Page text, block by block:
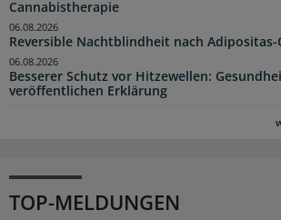
Cannabistherapie
Reversible Nachtblindheit nach
06.08.2026
Besserer Schutz vor Hitzewellen:
veröffentlichen Erklärung
06.08.2026
TOP-MELDUNGEN